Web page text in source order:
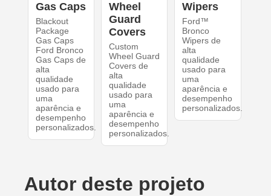
Gas Caps
Blackout
Package
Gas Caps
Ford Bronco
Gas Caps de
alta
qualidade
usado para
uma
aparência e
desempenho
personalizados.
Wheel
Guard
Covers
Custom
Wheel Guard
Covers de
alta
qualidade
usado para
uma
aparência e
desempenho
personalizados.
Wipers
Ford™
Bronco
Wipers de
alta
qualidade
usado para
uma
aparência e
desempenho
personalizados.
Autor deste projeto